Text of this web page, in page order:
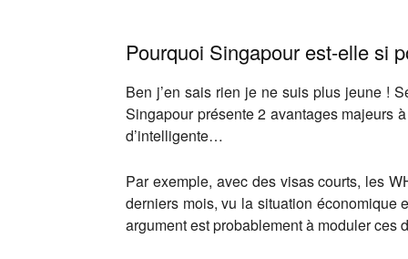
Pourquoi Singapour est-elle si
Ben j’en sais rien je ne suis plus jeune !
Singapour présente 2 avantages majeurs
d’intelligente…
Par exemple, avec des visas courts, les
derniers mois, vu la situation économique
argument est probablement à moduler ces